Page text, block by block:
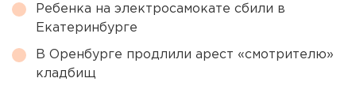
Ребенка на электросамокате сбили в
Екатеринбурге
В Оренбурге продлили арест «смотрителю»
кладбищ